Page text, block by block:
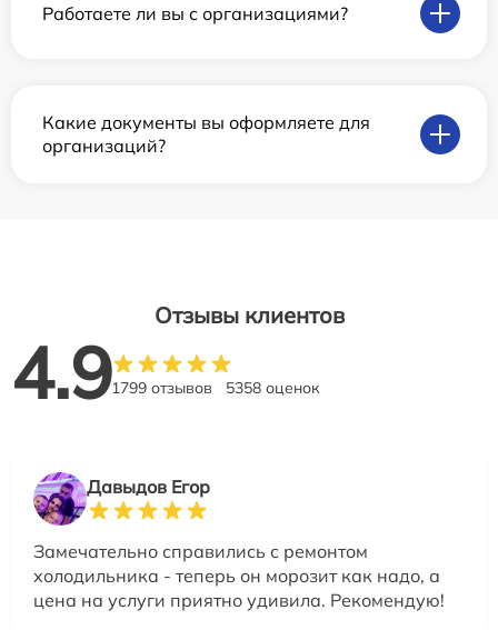
Работаете ли вы с организациями?
Какие документы вы оформляете для
организаций?
Отзывы клиентов
4.91799 отзывов 5358 оценок
Давыдов Егор
Замечательно справились с ремонтом
холодильника - теперь он морозит как надо, а
цена на услуги приятно удивила. Рекомендую!